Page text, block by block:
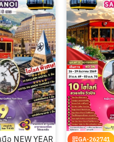
GA-262741